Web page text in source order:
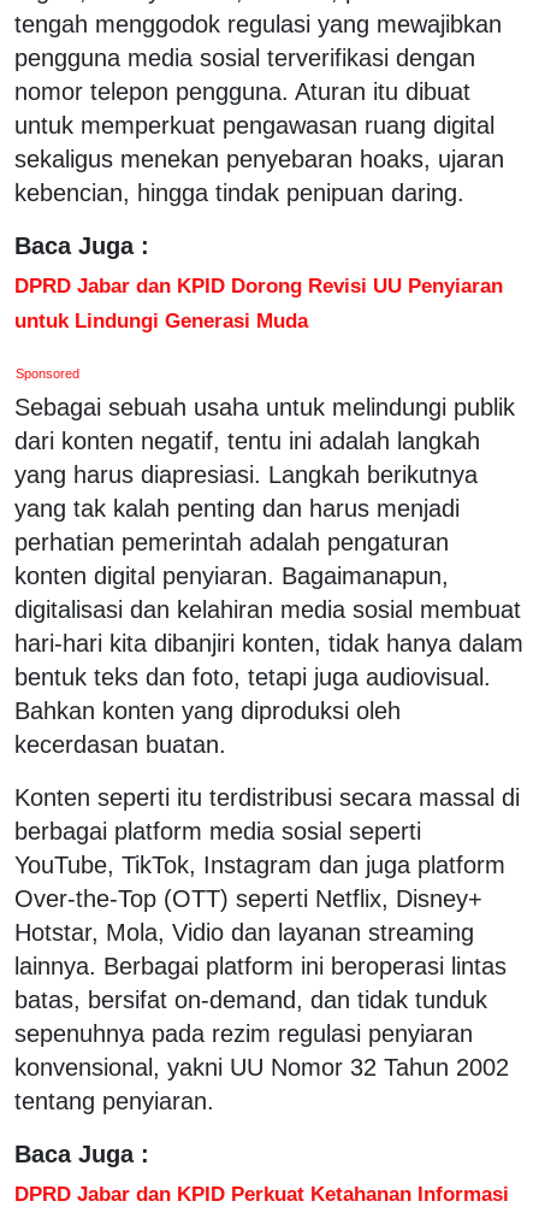
tengah menggodok regulasi yang mewajibkan
pengguna media sosial terverifikasi dengan
nomor telepon pengguna. Aturan itu dibuat
untuk memperkuat pengawasan ruang digital
sekaligus menekan penyebaran hoaks, ujaran
kebencian, hingga tindak penipuan daring.
Baca Juga :
DPRD Jabar dan KPID Dorong Revisi UU Penyiaran
untuk Lindungi Generasi Muda
Sponsored
Sebagai sebuah usaha untuk melindungi publik
dari konten negatif, tentu ini adalah langkah
yang harus diapresiasi. Langkah berikutnya
yang tak kalah penting dan harus menjadi
perhatian pemerintah adalah pengaturan
konten digital penyiaran. Bagaimanapun,
digitalisasi dan kelahiran media sosial membuat
hari-hari kita dibanjiri konten, tidak hanya dalam
bentuk teks dan foto, tetapi juga audiovisual.
Bahkan konten yang diproduksi oleh
kecerdasan buatan.
Konten seperti itu terdistribusi secara massal di
berbagai platform media sosial seperti
YouTube, TikTok, Instagram dan juga platform
Over-the-Top (OTT) seperti Netflix, Disney+
Hotstar, Mola, Vidio dan layanan streaming
lainnya. Berbagai platform ini beroperasi lintas
batas, bersifat on-demand, dan tidak tunduk
sepenuhnya pada rezim regulasi penyiaran
konvensional, yakni UU Nomor 32 Tahun 2002
tentang penyiaran.
Baca Juga :
DPRD Jabar dan KPID Perkuat Ketahanan Informasi